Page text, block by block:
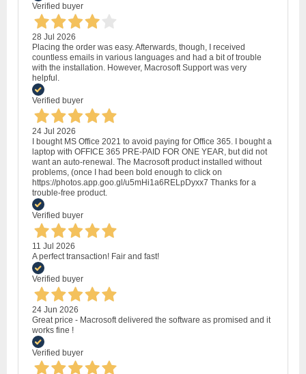
Verified buyer
28 Jul 2026
Placing the order was easy. Afterwards, though, I received
countless emails in various languages and had a bit of trouble
with the installation. However, Macrosoft Support was very
helpful.
Verified buyer
24 Jul 2026
I bought MS Office 2021 to avoid paying for Office 365. I bought a
laptop with OFFICE 365 PRE-PAID FOR ONE YEAR, but did not
want an auto-renewal. The Macrosoft product installed without
problems, (once I had been bold enough to click on
https://photos.app.goo.gl/u5mHi1a6RELpDyxx7 Thanks for a
trouble-free product.
Verified buyer
11 Jul 2026
A perfect transaction! Fair and fast!
Verified buyer
24 Jun 2026
Great price - Macrosoft delivered the software as promised and it
works fine !
Verified buyer